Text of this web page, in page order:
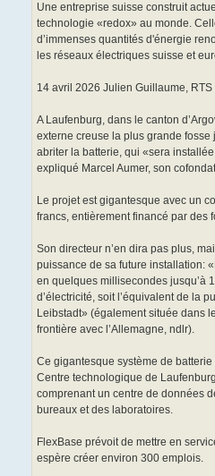
Une entreprise suisse construit
technologie «redox» au monde.
d’immenses quantités d'énergie
les réseaux électriques suisse et
14 avril 2026 Julien Guillaume, RTS
A Laufenburg, dans le canton
externe creuse la plus grande
abriter la batterie, qui «sera
expliqué Marcel Aumer, son
Le projet est gigantesque avec un
francs, entièrement financé par des
Son directeur n’en dira pas plus,
puissance de sa future installation:
en quelques millisecondes jusqu’à
d’électricité, soit l’équivalent de la
Leibstadt» (également située dans
frontière avec l’Allemagne, ndlr).
Ce gigantesque système de
Centre technologique de
comprenant un centre de données
bureaux et des laboratoires.
FlexBase prévoit de mettre en
espère créer environ 300 emplois.